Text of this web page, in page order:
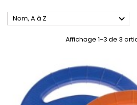
Nom, A à Z 
Affichage 1-3 de 3